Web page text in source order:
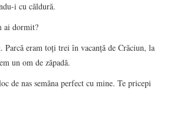
i cu căldură.
ai dormit?
eram toţi trei în vacanţă de Crăciun, la
un om de zăpadă.
de nas semăna perfect cu mine. Te pricepi